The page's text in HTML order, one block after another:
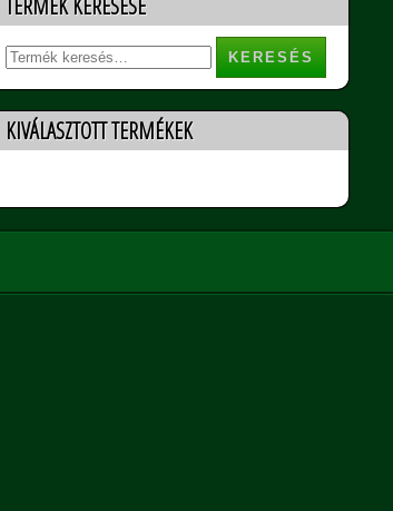
TERMÉK KERESÉSE
Keresés
KIVÁLASZTOTT TERMÉKEK